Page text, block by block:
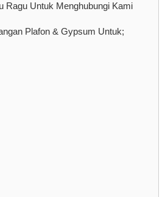
Ragu Untuk Menghubungi Kami
Plafon & Gypsum Untuk;